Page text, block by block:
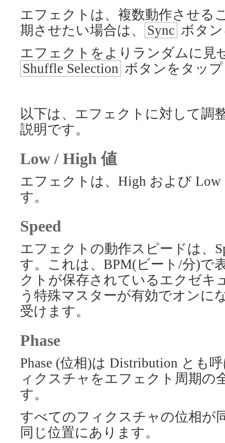
エフェクトは、複数動作させる
期させたい場合は、
Sync ボタ
エフェクトをよりランダムに見
Shuffle Selection ボタンをタッ
以下は、エフェクトに対して調
説明です。
Low / High 値
エフェクトは、High および
す。
Speed
エフェクトの動作スピードは、
す。これは、BPM(ビート/分)で
クトが保存されているエクゼキ
う特殊マスターが有効でオンに
受けます。
Phase
Phase (位相)は Distribution とも
ィクスチャをエフェクト周期の
す。
すべてのフィクスチャの位相が
同じ位置にあります。